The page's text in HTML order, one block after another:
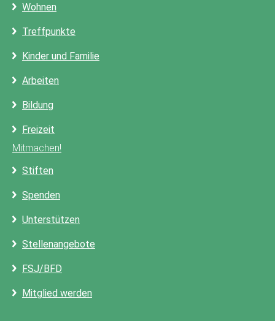
Wohnen
Treffpunkte
Kinder und Familie
Arbeiten
Bildung
Freizeit
Mitmachen!
Stiften
Spenden
Unterstützen
Stellenangebote
FSJ/BFD
Mitglied werden